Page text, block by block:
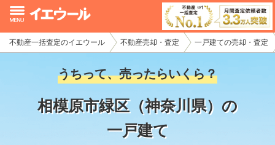
不動産一括査定のイエウール 不動産売却・査定 一戸建ての売却・査定
うちって、売ったらいくら？
相模原市緑区（神奈川県）の
一戸建て
イエウール加盟希望の不動産会社様
初めての方へ
不動産売却の流れ